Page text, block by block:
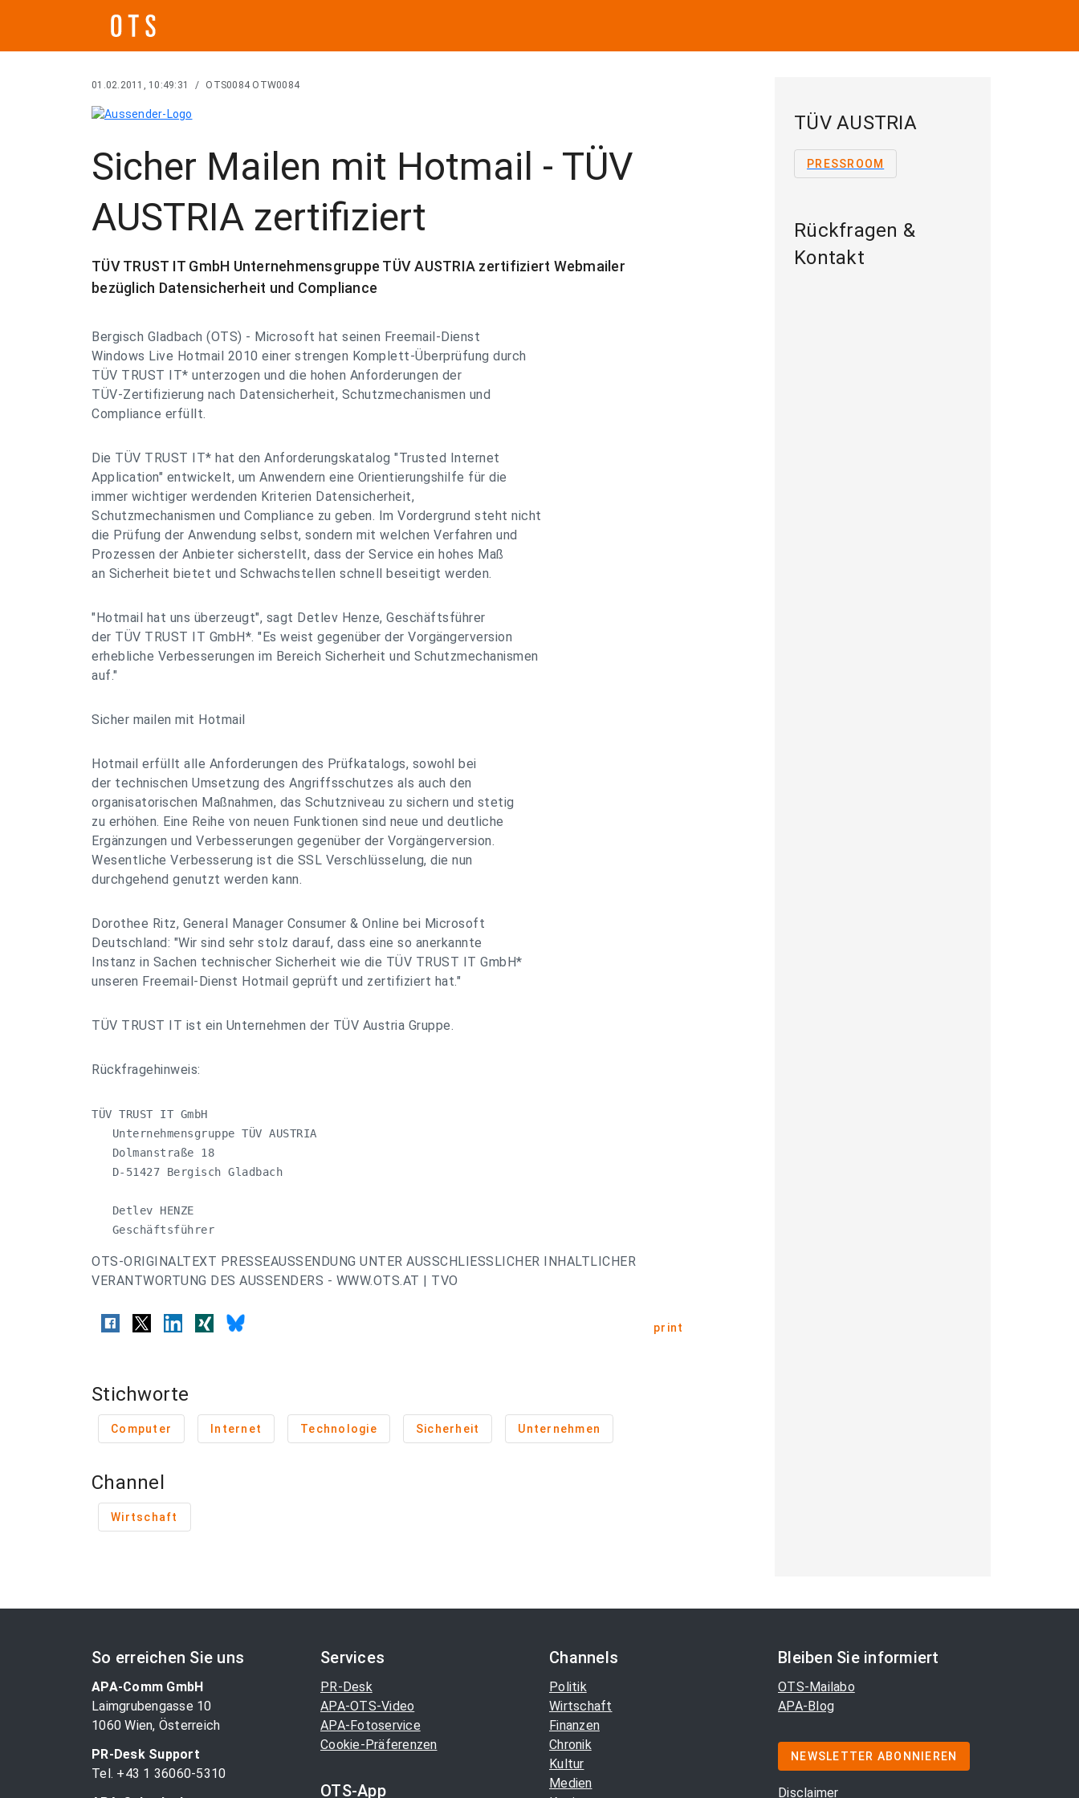
01.02.2011, 10:49:31 / OTS0084 OTW0084
Sicher Mailen mit Hotmail - TÜV
AUSTRIA zertifiziert
TÜV TRUST IT GmbH Unternehmensgruppe TÜV AUSTRIA zertifiziert Webmailer
bezüglich Datensicherheit und Compliance
Bergisch Gladbach (OTS) - Microsoft hat seinen Freemail-Dienst
Windows Live Hotmail 2010 einer strengen Komplett-Überprüfung durch
TÜV TRUST IT* unterzogen und die hohen Anforderungen der
TÜV-Zertifizierung nach Datensicherheit, Schutzmechanismen und
Compliance erfüllt.
Die TÜV TRUST IT* hat den Anforderungskatalog "Trusted Internet
Application" entwickelt, um Anwendern eine Orientierungshilfe für die
immer wichtiger werdenden Kriterien Datensicherheit,
Schutzmechanismen und Compliance zu geben. Im Vordergrund steht nicht
die Prüfung der Anwendung selbst, sondern mit welchen Verfahren und
Prozessen der Anbieter sicherstellt, dass der Service ein hohes Maß
an Sicherheit bietet und Schwachstellen schnell beseitigt werden.
"Hotmail hat uns überzeugt", sagt Detlev Henze, Geschäftsführer
der TÜV TRUST IT GmbH*. "Es weist gegenüber der Vorgängerversion
erhebliche Verbesserungen im Bereich Sicherheit und Schutzmechanismen
auf."
Sicher mailen mit Hotmail
Hotmail erfüllt alle Anforderungen des Prüfkatalogs, sowohl bei
der technischen Umsetzung des Angriffsschutzes als auch den
organisatorischen Maßnahmen, das Schutzniveau zu sichern und stetig
zu erhöhen. Eine Reihe von neuen Funktionen sind neue und deutliche
Ergänzungen und Verbesserungen gegenüber der Vorgängerversion.
Wesentliche Verbesserung ist die SSL Verschlüsselung, die nun
durchgehend genutzt werden kann.
Dorothee Ritz, General Manager Consumer & Online bei Microsoft
Deutschland: "Wir sind sehr stolz darauf, dass eine so anerkannte
Instanz in Sachen technischer Sicherheit wie die TÜV TRUST IT GmbH*
unseren Freemail-Dienst Hotmail geprüft und zertifiziert hat."
TÜV TRUST IT ist ein Unternehmen der TÜV Austria Gruppe.
Rückfragehinweis:
TÜV TRUST IT GmbH
   Unternehmensgruppe TÜV AUSTRIA
   Dolmanstraße 18
   D-51427 Bergisch Gladbach
   Detlev HENZE
   Geschäftsführer
OTS-ORIGINALTEXT PRESSEAUSSENDUNG UNTER AUSSCHLIESSLICHER INHALTLICHER
VERANTWORTUNG DES AUSSENDERS - WWW.OTS.AT | TVO
print
Stichworte
Computer Internet Technologie Sicherheit Unternehmen
Channel
Wirtschaft
TÜV AUSTRIA
PRESSROOM
Rückfragen &
Kontakt
So erreichen Sie uns
APA-Comm GmbH
Laimgrubengasse 10
1060 Wien, Österreich
PR-Desk Support
Tel. +43 1 36060-5310
Services
PR-Desk
APA-OTS-Video
APA-Fotoservice
Cookie-Präferenzen
OTS-App
Channels
Politik
Wirtschaft
Finanzen
Chronik
Kultur
Medien
Bleiben Sie informiert
OTS-Mailabo
APA-Blog
NEWSLETTER ABONNIEREN
Disclaimer